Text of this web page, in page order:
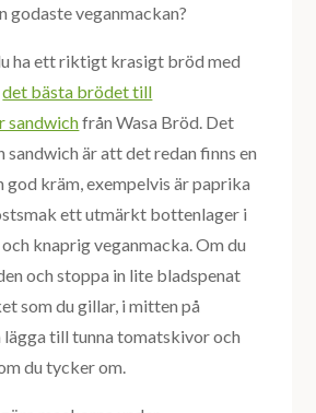
godaste veganmackan?
ha ett riktigt krasigt bröd med
det bästa brödet till
sandwichfrån Wasa Bröd. Det
sandwich är att det redan finns en
god kräm, exempelvis är paprika
ett utmärkt bottenlager i
knaprig veganmacka. Om du
och stoppa in lite bladspenat
som du gillar, i mitten på
lägga till tunna tomatskivor och
du tycker om.